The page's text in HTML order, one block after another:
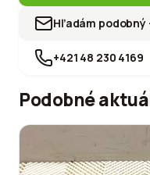
Hľadám
+421 48 230 4169
Podobné